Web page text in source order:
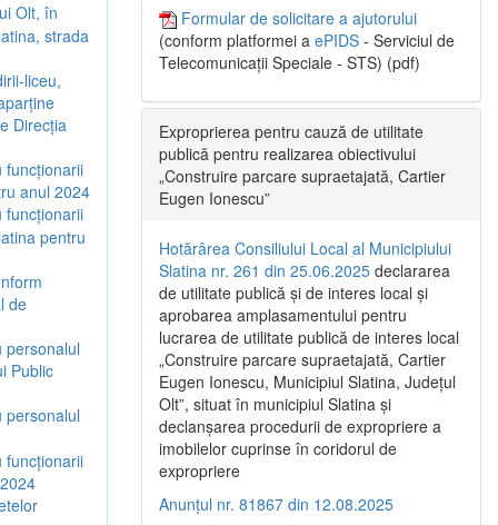
Olt, în
strada
liceu,
Direcția
funcționarii
anul 2024
funcționarii
pentru
de
personalul
Public
personalul
funcționarii
Formular de solicitare a ajutorului
(conform platformei a ePIDS - Serviciul de
Telecomunicații Speciale - STS) (pdf)
Exproprierea pentru cauză de utilitate
publică pentru realizarea obiectivului
„Construire parcare supraetajată, Cartier
Eugen Ionescu”
Hotărârea Consiliului Local al Municipiului
Slatina nr. 261 din 25.06.2025 declararea
de utilitate publică și de interes local și
aprobarea amplasamentului pentru
lucrarea de utilitate publică de interes local
„Construire parcare supraetajată, Cartier
Eugen Ionescu, Municipiul Slatina, Județul
Olt”, situat în municipiul Slatina și
declanșarea procedurii de expropriere a
imobilelor cuprinse în coridorul de
expropriere
Anunțul nr. 81867 din 12.08.2025